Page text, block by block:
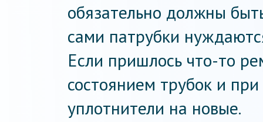
обязательно должны
сами патрубки
Если пришлось что-то
состоянием трубок и
уплотнители на новые.